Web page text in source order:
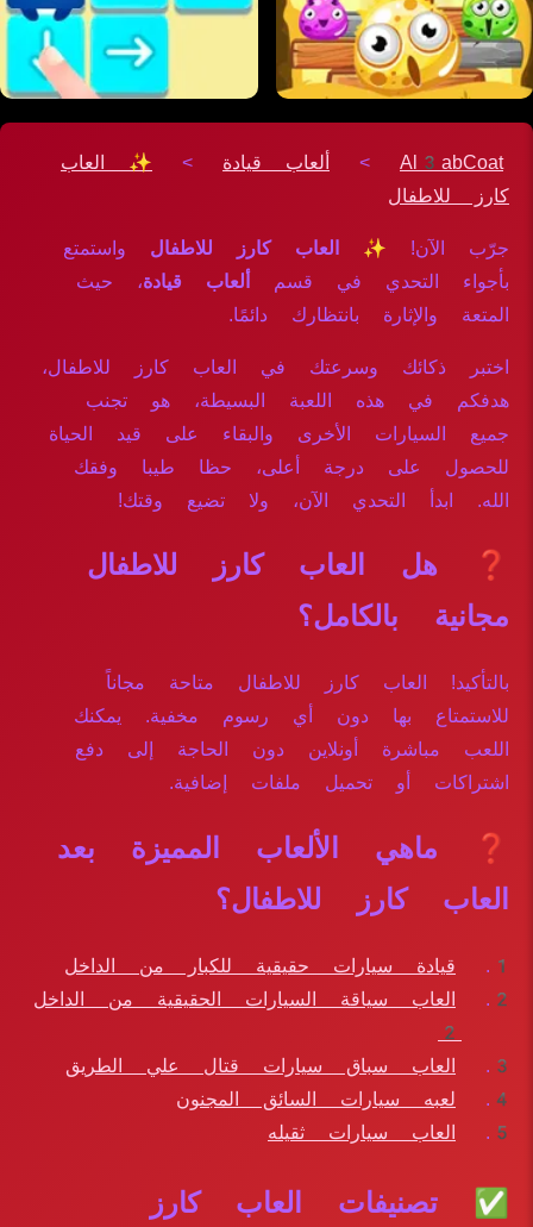
Al3abCoat
> ألعاب قيادة >
✨ العاب
كارز للاطفال
جرّب الآن! ✨ العاب كارز للاطفال واستمتع
بأجواء التحدي في قسم
ألعاب قيادة، حيث
المتعة والإثارة بانتظارك دائمًا.
اختبر ذكائك وسرعتك في العاب كارز للاطفال،
هدفكم في هذه اللعبة البسيطة، هو تجنب
جميع السيارات الأخرى والبقاء على قيد الحياة
للحصول على درجة أعلى، حظا طيبا وفقك
الله. ابدأ التحدي الآن، ولا تضيع وقتك!
❓ هل العاب كارز للاطفال
مجانية بالكامل؟
بالتأكيد! العاب كارز للاطفال متاحة مجاناً
للاستمتاع بها دون أي رسوم مخفية. يمكنك
اللعب مباشرة أونلاين دون الحاجة إلى دفع
اشتراكات أو تحميل ملفات إضافية.
❓ ماهي الألعاب المميزة بعد
العاب كارز للاطفال؟
قيادة سيارات حقيقية للكبار من الداخل
العاب سياقة السيارات الحقيقية من الداخل
2
العاب سباق سيارات قتال علي الطريق
لعبه سيارات السائق المجنون
العاب سيارات ثقيله
✅ تصنيفات العاب كارز